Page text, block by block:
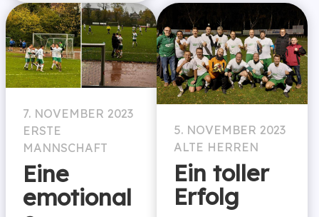
7. NOVEMBER 2023
ERSTE
MANNSCHAFT
Eine
emotional
5. NOVEMBER 2023
ALTE HERREN
Ein toller
Erfolg